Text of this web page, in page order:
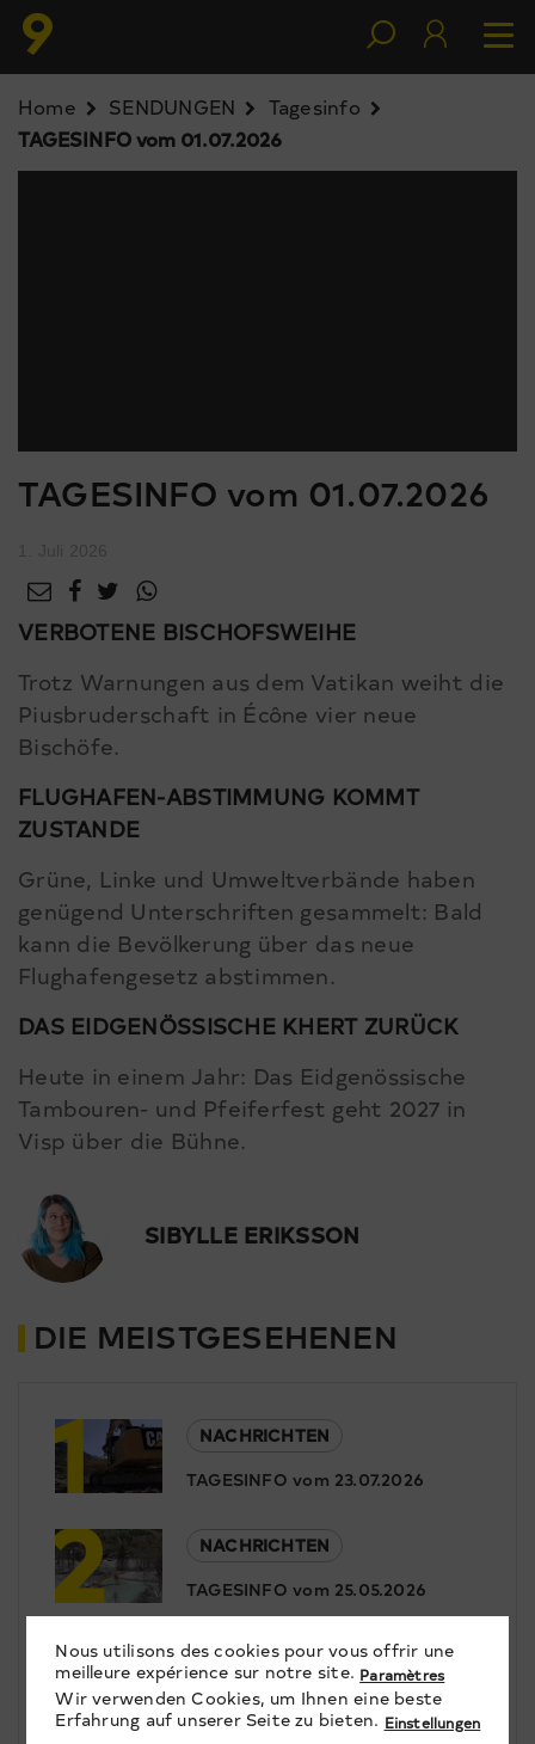
Home SENDUNGEN
Tagesinfo
TAGESINFO vom 01.07.2026
TAGESINFO vom 01.07.2026
VERBOTENE BISCHOFSWEIHE
Trotz Warnungen aus dem Vatikan weiht die
Piusbruderschaft in Écône vier neue
Bischöfe.
FLUGHAFEN-ABSTIMMUNG KOMMT
ZUSTANDE
Grüne, Linke und Umweltverbände haben
genügend Unterschriften gesammelt: Bald
kann die Bevölkerung über das neue
Flughafengesetz abstimmen.
DAS EIDGENÖSSISCHE KHERT ZURÜCK
Heute in einem Jahr: Das Eidgenössische
Tambouren- und Pfeiferfest geht 2027 in
Visp über die Bühne.
SIBYLLE ERIKSSON
DIE MEISTGESEHENEN
1
NACHRICHTEN
TAGESINFO vom 23.07.2026
2
NACHRICHTEN
TAGESINFO vom 25.05.2026
3
NACHRICHTEN
TAGESINFO vom 29.05.2026
Nous utilisons des cookies pour vous offrir une
meilleure expérience sur notre site. Paramètres
Wir verwenden Cookies, um Ihnen eine beste
Erfahrung auf unserer Seite zu bieten. Einstellungen